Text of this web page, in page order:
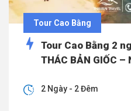
Tour Cao Bằng
Tour Cao Bằng 2
THÁC BẢN GIỐC –
2 Ngày - 2 Đêm